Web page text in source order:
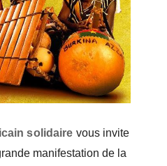
solidaire vous invite
manifestation de la